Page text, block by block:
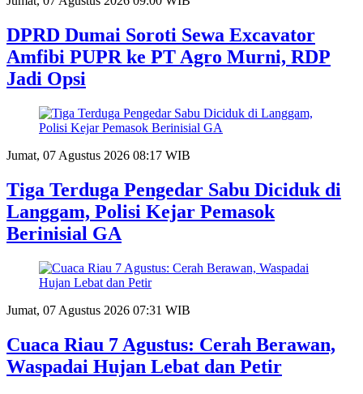
DPRD Dumai Soroti Sewa Excavator
Amfibi PUPR ke PT Agro Murni, RDP
Jadi Opsi
Jumat, 07 Agustus 2026 08:17 WIB
Tiga Terduga Pengedar Sabu Diciduk di
Langgam, Polisi Kejar Pemasok
Berinisial GA
Jumat, 07 Agustus 2026 07:31 WIB
Cuaca Riau 7 Agustus: Cerah Berawan,
Waspadai Hujan Lebat dan Petir